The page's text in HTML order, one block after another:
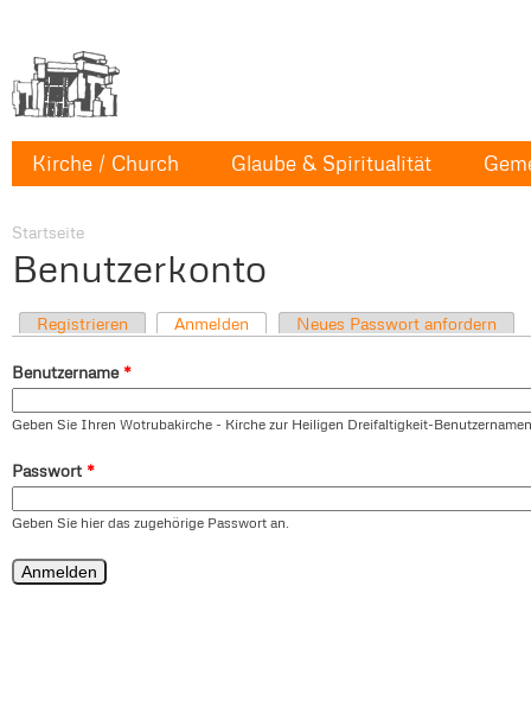
Kirche / Church Glaube & Spiritualität
Startseite
Benutzerkonto
Registrieren Anmelden Neues Passwort anfordern
Benutzername *
Geben Sie Ihren Wotrubakirche - Kirche zur Heiligen Dreifaltigkeit-
Passwort *
Geben Sie hier das zugehörige Passwort an.